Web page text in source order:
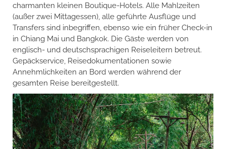
charmanten kleinen Boutique-Hotels. Alle Mahlzeiten
(außer zwei Mittagessen), alle geführte Ausflüge und
Transfers sind inbegriffen, ebenso wie ein früher Check-in
in Chiang Mai und Bangkok. Die Gäste werden von
englisch- und deutschsprachigen Reiseleitern betreut.
Gepäckservice, Reisedokumentationen sowie
Annehmlichkeiten an Bord werden während der
gesamten Reise bereitgestellt.